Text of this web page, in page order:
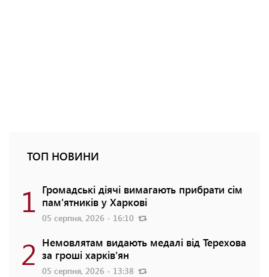
ТОП НОВИНИ
1 Громадські діячі вимагають прибрати сім
пам'ятників у Харкові
05 серпня, 2026 - 16:10
2 Немовлятам видають медалі від Терехова
за гроші харків'ян
05 серпня, 2026 - 13:38